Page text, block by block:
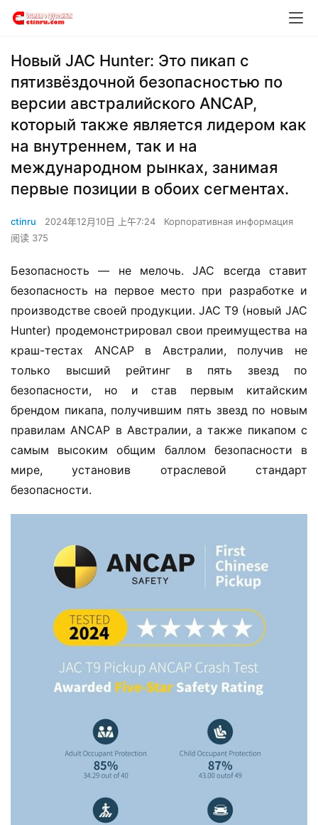
Новый JAC Hunter: Это пикап с
пятизвёздочной безопасностью по
версии австралийского ANCAP,
который также является лидером как
на внутреннем, так и на
международном рынках, занимая
первые позиции в обоих сегментах.
ctinru 2024年12月10日 上午7:24
Корпоративная информация
阅读 375
Безопасность — не мелочь. JAC всегда ставит
безопасность на первое место при разработке и
производстве своей продукции. JAC T9 (новый JAC
Hunter) продемонстрировал свои преимущества на
краш-тестах ANCAP в Австралии, получив не
только высший рейтинг в пять звезд по
безопасности, но и став первым китайским
брендом пикапа, получившим пять звезд по новым
правилам ANCAP в Австралии, а также пикапом с
самым высоким общим баллом безопасности в
мире, установив отраслевой стандарт
безопасности.